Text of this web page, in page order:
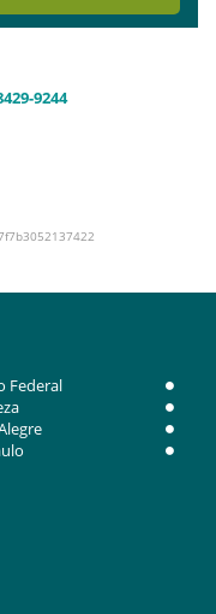
9244
Federal